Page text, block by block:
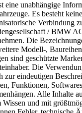
eine unabhängige
Es besteht
Verbindung
/ BMW
Die
Modell-,
sind geschützte
Die
zur eindeutigen
Funktionen,
Alle Inhalte
Wissen und mit